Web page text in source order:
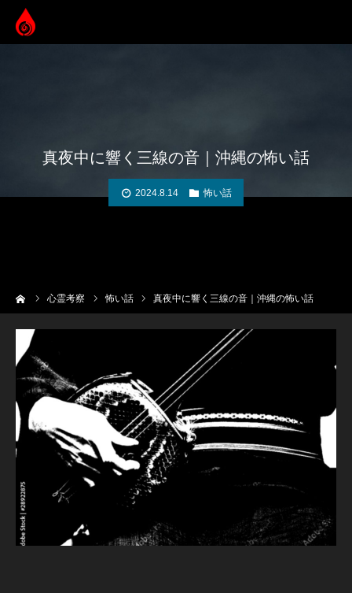
真夜中に響く三線の音｜沖縄の怖い話
2024.8.14 怖い話
心霊考察 怖い話 真夜中に響く三線の音｜沖縄の怖い話